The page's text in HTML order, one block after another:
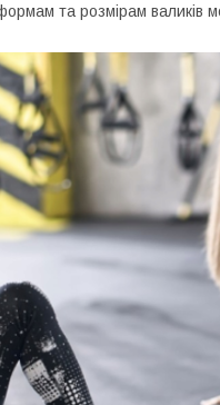
та розмірам валиків